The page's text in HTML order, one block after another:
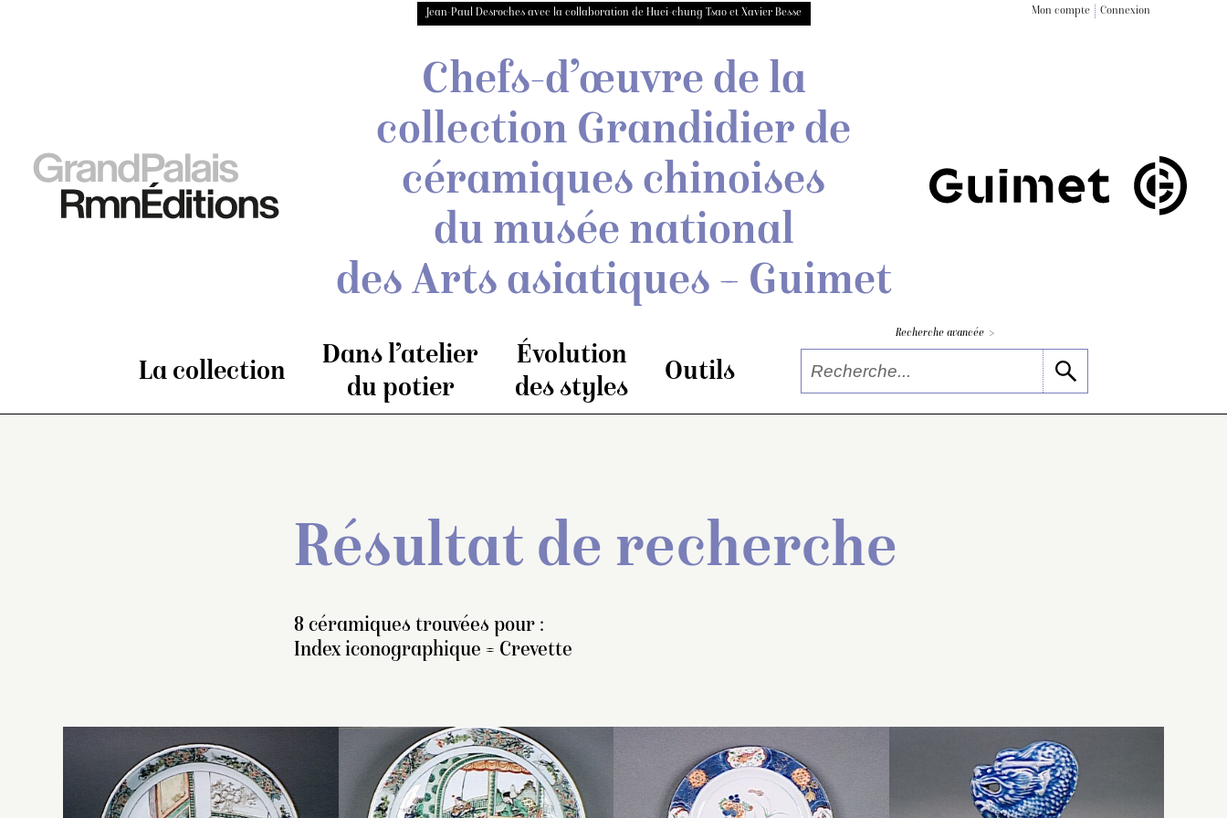
Jean-Paul Desroches avec la collaboration de Huei-chung Tsao et Xavier Besse Mon compte Connexion
Chefs-d’œuvre de la
collection Grandidier de
céramiques chinoises
du musée national
des Arts asiatiques – Guimet
La collection
Dans l’atelier
du potier
Évolution
des styles
Outils
Recherche avancée >
Résultat de recherche
8 céramiques trouvées pour :
Index iconographique = Crevette